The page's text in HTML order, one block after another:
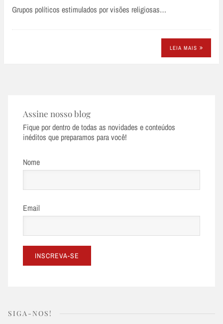
Grupos políticos estimulados por visões religiosas…
LEIA MAIS
Assine nosso blog
Fique por dentro de todas as novidades e conteúdos
inéditos que preparamos para você!
Nome
Email
SIGA-NOS!